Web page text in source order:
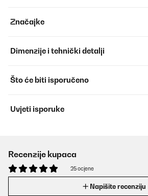
Značajke
Dimenzije i tehnički detalji
Što će biti isporučeno
Uvjeti isporuke
Recenzije kupaca
25 ocjene
Napišite recenziju